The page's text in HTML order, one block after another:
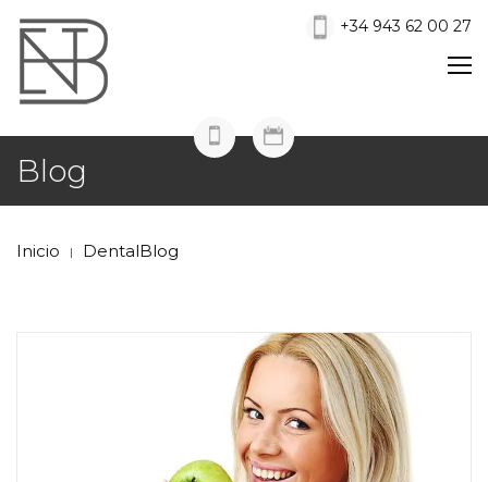
+34 943 62 00 27
Blog
Inicio | DentalBlog